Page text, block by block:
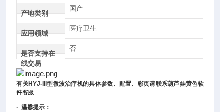
产地类别
国产
应用领域
医疗卫生
是否支持在
线交易
否
有关HYJ-III型微波治疗机的具体参数、配置、彩页请联系葫芦娃黄色软
件客服
·温馨提示：